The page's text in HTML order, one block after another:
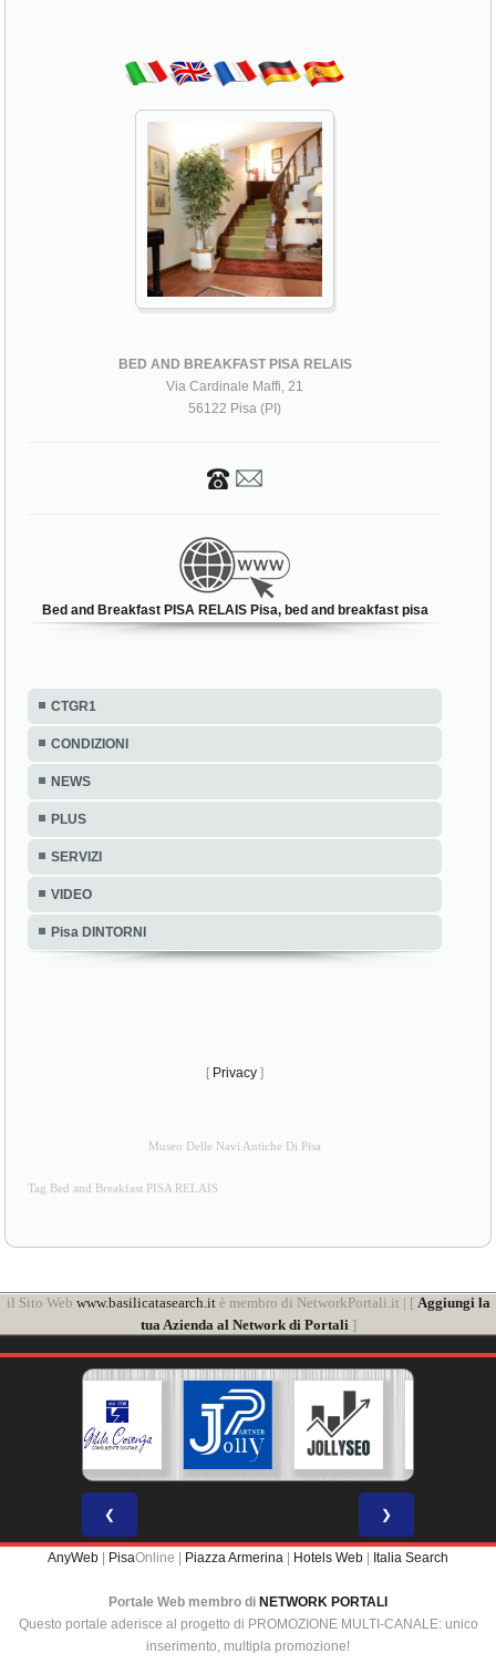
BED AND BREAKFAST PISA RELAIS
Via Cardinale Maffi, 21
56122 Pisa (PI)
Bed and Breakfast PISA RELAIS Pisa, bed and breakfast pisa
CTGR1
CONDIZIONI
NEWS
PLUS
SERVIZI
VIDEO
Pisa DINTORNI
[ Privacy ]
Museo Delle Navi Antiche Di Pisa
Tag Bed and Breakfast PISA RELAIS
il Sito Web www.basilicatasearch.itè membro di NetworkPortali.it | [ Aggiungi la
tua Azienda al Network di Portali]
❮ ❯
AnyWeb PisaOnline | Piazza Armerina Hotels Web Italia Search
Portale Web membro di NETWORK PORTALI
Questo portale aderisce al progetto di PROMOZIONE MULTI-CANALE: unico
inserimento, multipla promozione!